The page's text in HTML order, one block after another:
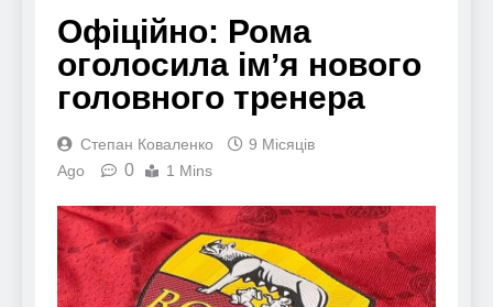
Офіційно: Рома
оголосила імʼя нового
головного тренера
Степан Коваленко
9 Місяців
Ago
0 1 Mins